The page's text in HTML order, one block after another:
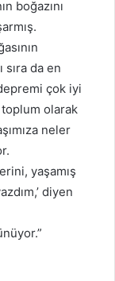
boğazını
sıra da en
çok iyi
olarak
neler
yaşamış
diyen